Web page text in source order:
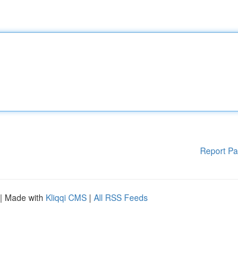
Report
| Made with Kliqqi CMS | All RSS Feeds